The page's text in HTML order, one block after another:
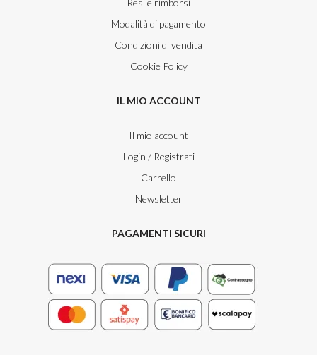
Resi e rimborsi
Modalità di pagamento
Condizioni di vendita
Cookie Policy
IL MIO ACCOUNT
Il mio account
Login / Registrati
Carrello
Newsletter
PAGAMENTI SICURI